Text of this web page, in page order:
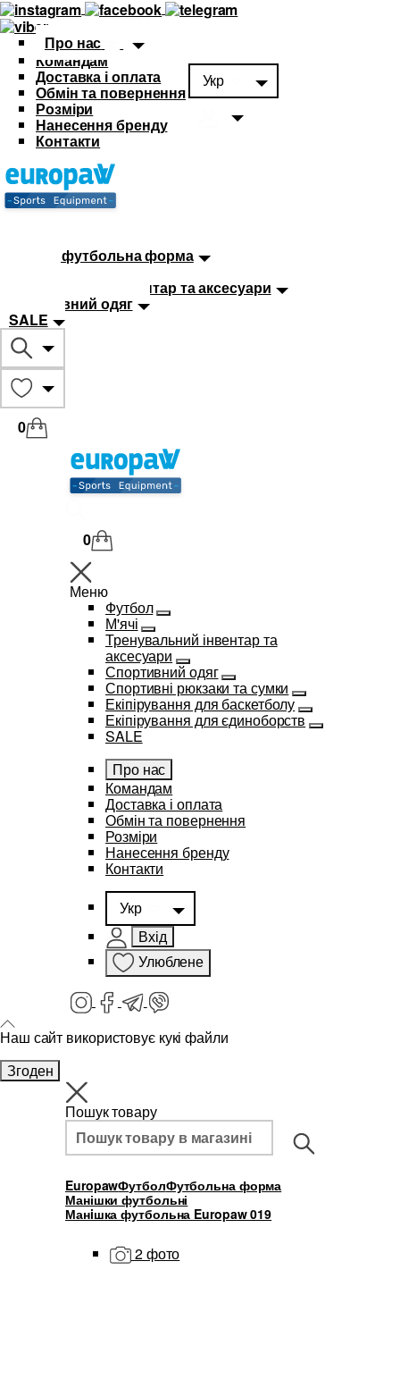
Про нас
Командам
Доставка і оплата
Обмін та повернення
Розміри
Нанесення бренду
Контакти
Укр
Дитяча футбольна форма
Тренувальний інвентар та аксесуари
Спортивний одяг
SALE
0
0
Меню
Футбол
М'ячі
Тренувальний інвентар та
аксесуари
Спортивний одяг
Спортивні рюкзаки та сумки
Екіпірування для баскетболу
Екіпірування для єдиноборств
SALE
Про нас
Командам
Доставка і оплата
Обмін та повернення
Розміри
Нанесення бренду
Контакти
Укр
Вхід
Улюблене
Наш сайт використовує кукі файли
Згоден
Пошук товару
EuropawФутболФутбольна форма
Манішки футбольні
Манiшка футбольна Europaw 019
2 фото